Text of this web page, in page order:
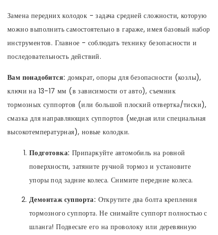
Замена передних колодок - задача средней сложности, которую
можно выполнить самостоятельно в гараже, имея базовый набор
инструментов. Главное - соблюдать технику безопасности и
последовательность действий.
Вам понадобится: домкрат, опоры для безопасности (козлы),
ключи на 13-17 мм (в зависимости от авто), съемник
тормозных суппортов (или большой плоский отвертка/тиски),
смазка для направляющих суппортов (медная или специальная
высокотемпературная), новые колодки.
Подготовка: Припаркуйте автомобиль на ровной
поверхности, затяните ручной тормоз и установите
упоры под задние колеса. Снимите передние колеса.
Демонтаж суппорта: Открутите два болта крепления
тормозного суппорта. Не снимайте суппорт полностью с
шланга! Подвесьте его на проволоку или деревянную